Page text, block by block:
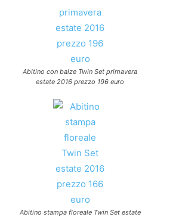
Abitino con balze Twin Set primavera
estate 2016 prezzo 196 euro
Abitino stampa floreale Twin Set estate